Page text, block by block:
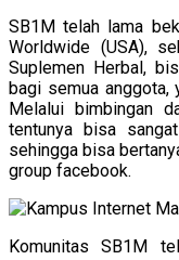
SB1M telah lama
Worldwide (USA),
Suplemen Herbal,
bagi semua anggota,
Melalui bimbingan
tentunya bisa
sehingga bisa
group facebook.
Komunitas SB1M